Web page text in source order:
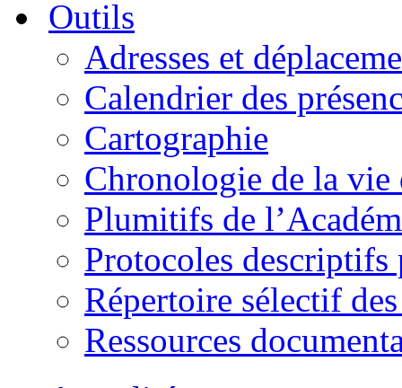
Outils
Adresses et
Calendrier des
Cartographie
Chronologie de la vie
Plumitifs de
Protocoles descriptifs
Répertoire sélectif
Ressources